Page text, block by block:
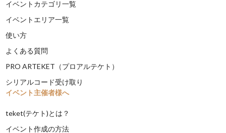
イベントカテゴリ一覧
イベントエリア一覧
使い方
よくある質問
PRO ARTEKET（プロアルテケト）
シリアルコード受け取り
イベント主催者様へ
teket(テケト)とは？
イベント作成の方法